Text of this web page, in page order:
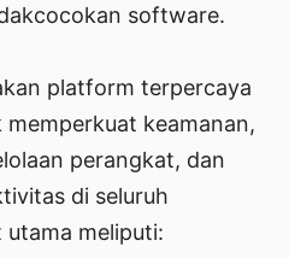
software.
platform terpercaya
keamanan,
perangkat, dan
di seluruh
meliputi: